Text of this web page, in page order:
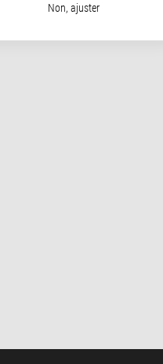
Non, ajuster